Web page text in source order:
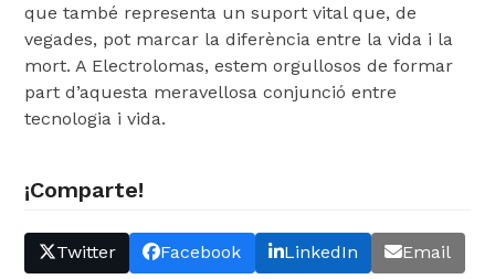
que també representa un suport vital que, de
vegades, pot marcar la diferència entre la vida i la
mort. A Electrolomas, estem orgullosos de formar
part d’aquesta meravellosa conjunció entre
tecnologia i vida.
¡Comparte!
Twitter Facebook LinkedIn Email